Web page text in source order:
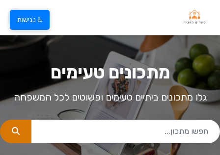
מתכונים טעימים
גלו מתכונים ביתיים טעימים ופשוטים לכל המשפחה
♿ נגישות